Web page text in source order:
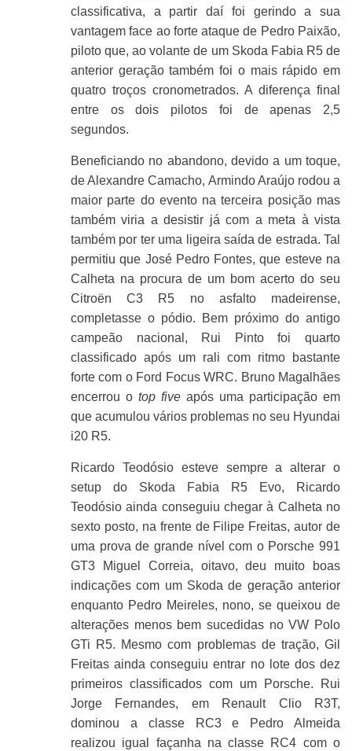
classificativa, a partir daí foi gerindo a sua
vantagem face ao forte ataque de Pedro Paixão,
piloto que, ao volante de um Skoda Fabia R5 de
anterior geração também foi o mais rápido em
quatro troços cronometrados. A diferença final
entre os dois pilotos foi de apenas 2,5
segundos.
Beneficiando no abandono, devido a um toque,
de Alexandre Camacho, Armindo Araújo rodou a
maior parte do evento na terceira posição mas
também viria a desistir já com a meta à vista
também por ter uma ligeira saída de estrada. Tal
permitiu que José Pedro Fontes, que esteve na
Calheta na procura de um bom acerto do seu
Citroën C3 R5 no asfalto madeirense,
completasse o pódio. Bem próximo do antigo
campeão nacional, Rui Pinto foi quarto
classificado após um rali com ritmo bastante
forte com o Ford Focus WRC. Bruno Magalhães
encerrou o top five após uma participação em
que acumulou vários problemas no seu Hyundai
i20 R5.
Ricardo Teodósio esteve sempre a alterar o
setup do Skoda Fabia R5 Evo, Ricardo
Teodósio ainda conseguiu chegar à Calheta no
sexto posto, na frente de Filipe Freitas, autor de
uma prova de grande nível com o Porsche 991
GT3 Miguel Correia, oitavo, deu muito boas
indicações com um Skoda de geração anterior
enquanto Pedro Meireles, nono, se queixou de
alterações menos bem sucedidas no VW Polo
GTi R5. Mesmo com problemas de tração, Gil
Freitas ainda conseguiu entrar no lote dos dez
primeiros classificados com um Porsche. Rui
Jorge Fernandes, em Renault Clio R3T,
dominou a classe RC3 e Pedro Almeida
realizou igual façanha na classe RC4 com o